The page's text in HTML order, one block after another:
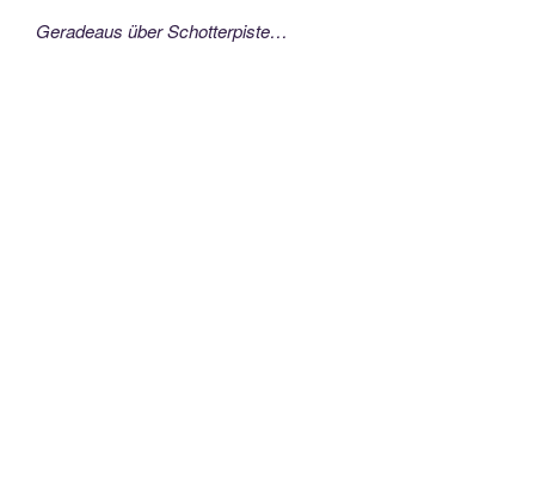
Geradeaus über Schotterpiste…